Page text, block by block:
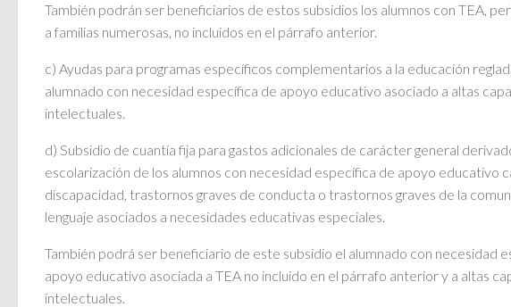
También podrán ser beneficiarios de estos subsidios los alumnos con TEA,
a familias numerosas, no incluidos en el párrafo anterior.
c) Ayudas para programas específicos complementarios a la educación
alumnado con necesidad específica de apoyo educativo asociado a altas
intelectuales.
d) Subsidio de cuantía fija para gastos adicionales de carácter general
escolarización de los alumnos con necesidad específica de apoyo educativo
discapacidad, trastornos graves de conducta o trastornos graves de la
lenguaje asociados a necesidades educativas especiales.
También podrá ser beneficiario de este subsidio el alumnado con necesidad
apoyo educativo asociada a TEA no incluido en el párrafo anterior y a altas
intelectuales.